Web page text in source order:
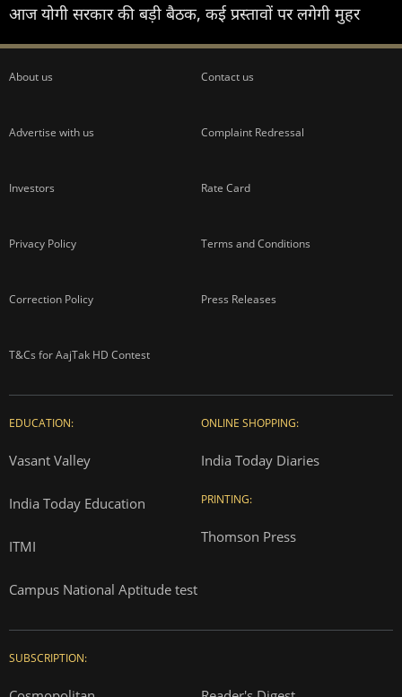
आज योगी सरकार की बड़ी बैठक, कई प्रस्तावों पर लगेगी मुहर
About us Contact us
Advertise with us Complaint Redressal
Investors Rate Card
Privacy Policy Terms and Conditions
Correction Policy Press Releases
T&Cs for AajTak HD Contest
EDUCATION:
Vasant Valley
India Today Education
ITMI
Campus National Aptitude test
ONLINE SHOPPING:
India Today Diaries
PRINTING:
Thomson Press
SUBSCRIPTION: